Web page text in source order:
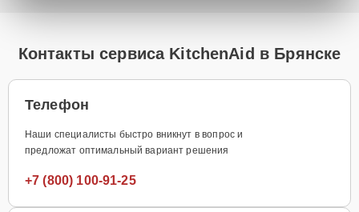
Контакты сервиса KitchenAid в Брянске
Телефон
Наши специалисты быстро вникнут в вопрос и
предложат оптимальный вариант решения
+7 (800) 100-91-25